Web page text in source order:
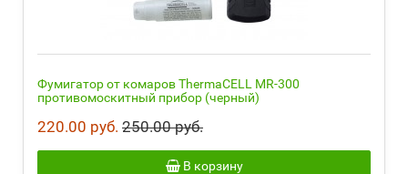
Фумигатор от комаров ThermaCELL MR-300
противомоскитный прибор (черный)
220.00 руб. 250.00 руб.
В корзину